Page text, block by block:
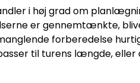
i høj grad om
er gennemtænkte,
forberedelse
til turens længde,